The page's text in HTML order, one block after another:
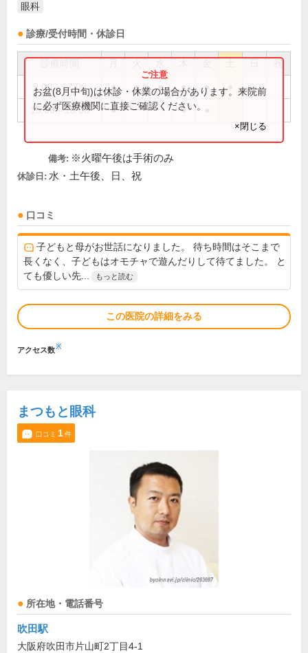
眼科
診療/受付時間・休診日
祝
9:00～12:00 ● ● ● ● ●
15:00～18:00 ● ●
お盆(8月中旬)は休診・休業の場合があります。来院前
に必ず医療機関に直接ご確認ください。
×閉じる
備考: ※火曜午後は手術のみ
休診日: 水・土午後、日、祝
口コミ
子どもと母がお世話になりました。 待ち時間はそこまで
長くなく、子どもはオモチャで遊んだりして待てました。 と
ても優しい先...
もっと読む
この医院の詳細をみる
アクセス数※
まつもと眼科
口コミ 1件
所在地・電話番号
吹田駅
大阪府吹田市片山町2丁目4-1